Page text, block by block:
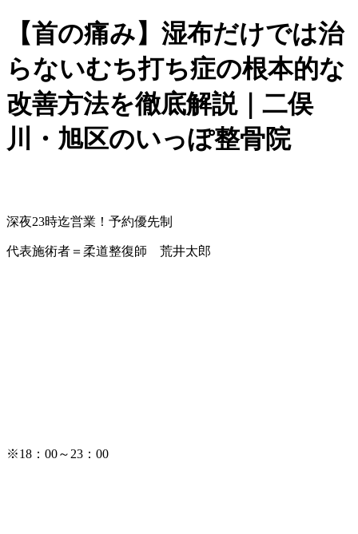
【首の痛み】湿布だけでは治
らないむち打ち症の根本的な
改善方法を徹底解説｜二俣
川・旭区のいっぽ整骨院
深夜23時迄営業！予約優先制
代表施術者＝柔道整復師 荒井太郎
※18：00～23：00